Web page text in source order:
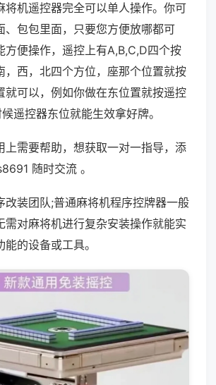
将机遥控器完全可以单人操作。你可
、包包里面，只要您方便放哪都可
方便操作，遥控上有A,B,C,D四个按
，西，北四个方位，座那个位置就按
就可以，例如你做在东位置就按遥控
遥控器东位就能生效拿好牌。
上需要帮助，想获取一对一指导，添
随时交流 。
改装团队;普通麻将机程序控牌器一般
需对麻将机进行复杂安装操作就能实
的设备或工具。